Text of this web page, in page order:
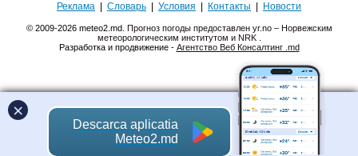
Реклама Словарь Условия Контакты Новости
© 2009-2026 meteo2.md. Прогноз погоды предоставлен yr.no – Норвежским
метеорологическим институтом и NRK
Разработка и продвижение - Агентство Веб Консалтинг .md
×
Descarca aplicatia
Meteo2.md